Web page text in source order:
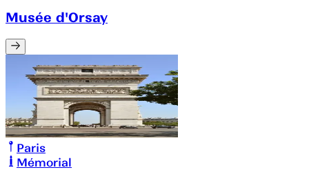
Musée d'Orsay
Paris
Mémorial